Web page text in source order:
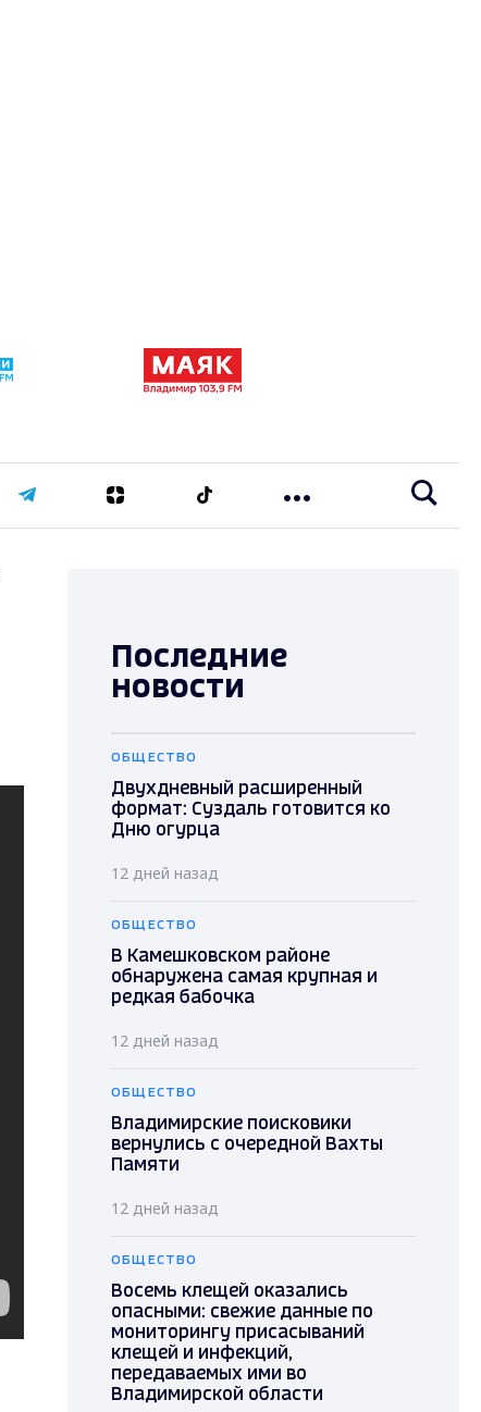
Последние
новости
ОБЩЕСТВО
Двухдневный расширенный
формат: Суздаль готовится ко
Дню огурца
12 дней назад
ОБЩЕСТВО
В Камешковском районе
обнаружена самая крупная и
редкая бабочка
12 дней назад
ОБЩЕСТВО
Владимирские поисковики
вернулись с очередной Вахты
Памяти
12 дней назад
ОБЩЕСТВО
Восемь клещей оказались
опасными: свежие данные по
мониторингу присасываний
клещей и инфекций,
передаваемых ими во
Владимирской области